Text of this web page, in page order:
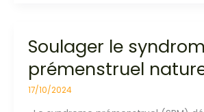
Soulager le
prémenstruel
17/10/2024
Soulager
syndrome
prémenstruel